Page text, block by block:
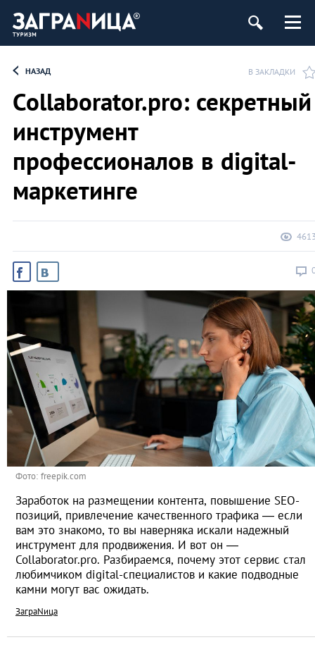
НАЗАД В ЗАКЛАДКИ
Collaborator.pro: секретный
инструмент
профессионалов в digital-
маркетинге
Фото: freepik.com
Заработок на размещении контента, повышение SEO-
позиций, привлечение качественного трафика — если
вам это знакомо, то вы наверняка искали надежный
инструмент для продвижения. И вот он —
Collaborator.pro. Разбираемся, почему этот сервис стал
любимчиком digital-специалистов и какие подводные
камни могут вас ожидать.
ЗаграNица